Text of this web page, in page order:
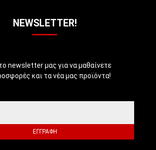
NEWSLETTER!
newsletter μας για να μαθαίνετε
και τα νέα μας προϊόντα!
ΕΓΓΡΑΦΉ